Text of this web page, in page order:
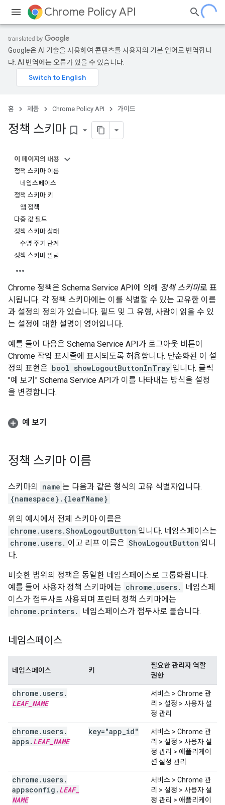
Chrome Policy API
Google은 AI 기술을 사용하여 콘텐츠를 사용자의 기본 언어로 번역합니
다. AI 번역에는 오류가 있을 수 있습니다.
홈 제품 Chrome Policy API 가이드
정책 스키마 bookmark_border
이 페이지의 내용
정책 스키마 이름
네임스페이스
정책 스키마 키
앱 정책
다중 값 필드
정책 스키마 상태
수명 주기 단계
정책 스키마 알림
Chrome 정책은 Schema Service API에 의해 정책 스키마로 표
시됩니다. 각 정책 스키마에는 이를 식별할 수 있는 고유한 이름
과 설정의 정의가 있습니다. 필드 및 그 유형, 사람이 읽을 수 있
는 설정에 대한 설명이 영어입니다.
예를 들어 다음은 Schema Service API가 로그아웃 버튼이
Chrome 작업 표시줄에 표시되도록 허용합니다. 단순화된 이 설
정의 표현은 bool showLogoutButtonInTray 입니다. 클릭
"예 보기" Schema Service API가 이를 나타내는 방식을 설정
을 변경합니다.
예 보기
정책 스키마 이름
스키마의 name 는 다음과 같은 형식의 고유 식별자입니다.
{namespace}.{leafName}
위의 예시에서 전체 스키마 이름은
chrome.users.ShowLogoutButton 입니다. 네임스페이스는
chrome.users. 이고 리프 이름은 ShowLogoutButton 입니
다.
비슷한 범위의 정책은 동일한 네임스페이스로 그룹화됩니다.
예를 들어 사용자 정책 스키마에는 chrome.users.
네임스페
이스가 접두사로 사용되며 프린터 정책 스키마에는
chrome.printers.
네임스페이스가 접두사로 붙습니다.
네임스페이스
네임스페이스 키
필요한 관리자 역할
권한
chrome . users.
LEAF_ NAME
서비스 > Chrome 관
리 > 설정 > 사용자 설
정 관리
chrome . users.
apps. LEAF_ NAME
key="app id"
서비스 > Chrome 관
리 > 설정 > 사용자 설
정 관리 > 애플리케이
션 설정 관리
chrome . users.
appsconfig . LEAF_
NAME
서비스 > Chrome 관
리 > 설정 > 사용자 설
정 관리 > 애플리케이